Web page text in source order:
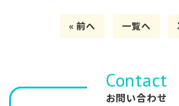
« 前へ 一覧へ
Contact
お問い合わせ